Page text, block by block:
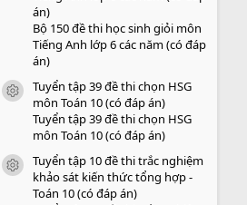
án)
Bộ 150 đề thi học sinh giỏi môn
Tiếng Anh lớp 6 các năm (có đáp
án)
icon tài liệu
Tuyển tập 39 đề thi chọn HSG
môn Toán 10 (có đáp án)
Tuyển tập 39 đề thi chọn HSG
môn Toán 10 (có đáp án)
icon tài liệu
Tuyển tập 10 đề thi trắc nghiệm
khảo sát kiến thức tổng hợp -
Toán 10 (có đáp án)